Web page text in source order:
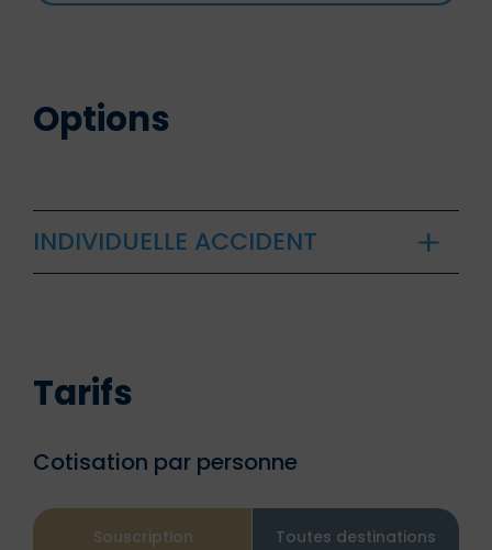
Options
INDIVIDUELLE ACCIDENT
Tarifs
Cotisation par personne
Souscription Toutes destinations